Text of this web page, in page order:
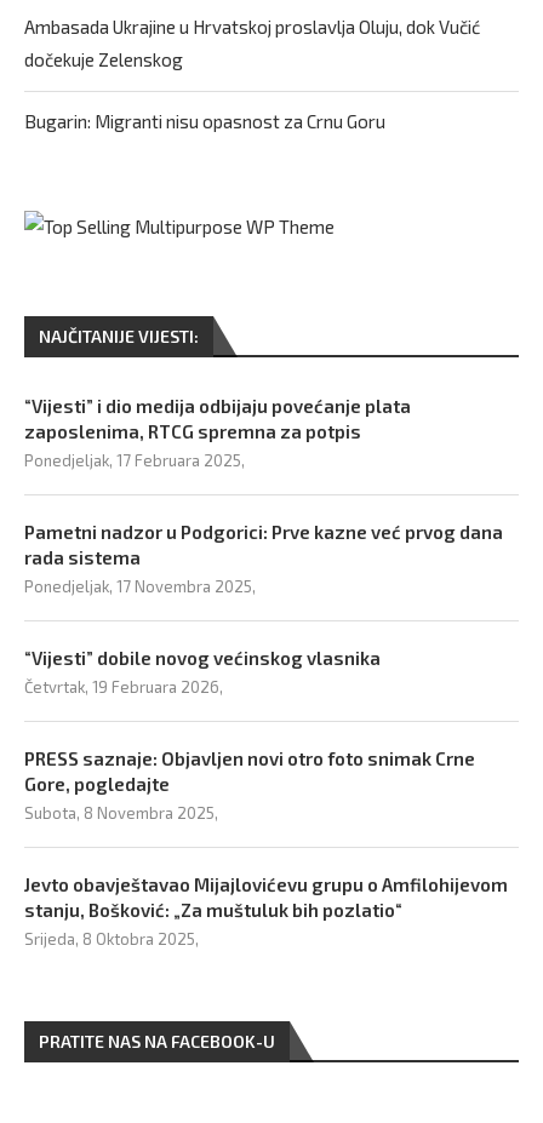
Ambasada Ukrajine u Hrvatskoj proslavlja Oluju, dok Vučić
dočekuje Zelenskog
Bugarin: Migranti nisu opasnost za Crnu Goru
NAJČITANIJE VIJESTI:
“Vijesti” i dio medija odbijaju povećanje plata
zaposlenima, RTCG spremna za potpis
Ponedjeljak, 17 Februara 2025,
Pametni nadzor u Podgorici: Prve kazne već prvog dana
rada sistema
Ponedjeljak, 17 Novembra 2025,
“Vijesti” dobile novog većinskog vlasnika
Četvrtak, 19 Februara 2026,
PRESS saznaje: Objavljen novi otro foto snimak Crne
Gore, pogledajte
Subota, 8 Novembra 2025,
Jevto obavještavao Mijajlovićevu grupu o Amfilohijevom
stanju, Bošković: „Za muštuluk bih pozlatio“
Srijeda, 8 Oktobra 2025,
PRATITE NAS NA FACEBOOK-U